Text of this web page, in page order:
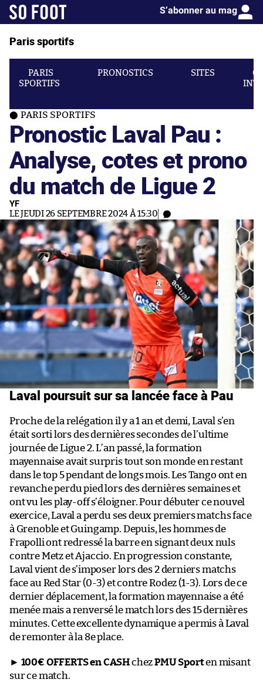
S’abonner au mag
Paris sportifs
PARIS
SPORTIFS
PRONOSTICS SITES
PARIS SPORTIFS
Pronostic Laval Pau :
Analyse, cotes et prono
du match de Ligue 2
YF
LE JEUDI 26 SEPTEMBRE 2024 À 15:30
Laval poursuit sur sa lancée face à Pau
Proche de la relégation il y a 1 an et demi, Laval s’en
était sorti lors des dernières secondes de l’ultime
journée de Ligue 2. L’an passé, la formation
mayennaise avait surpris tout son monde en restant
dans le top 5 pendant de longs mois. Les Tango ont en
revanche perdu pied lors des dernières semaines et
ont vu les play-off s’éloigner. Pour débuter ce nouvel
exercice, Laval a perdu ses deux premiers matchs face
à Grenoble et Guingamp. Depuis, les hommes de
Frapolli ont redressé la barre en signant deux nuls
contre Metz et Ajaccio. En progression constante,
Laval vient de s’imposer lors des 2 derniers matchs
face au Red Star (0-3) et contre Rodez (1-3). Lors de ce
dernier déplacement, la formation mayennaise a été
menée mais a renversé le match lors des 15 dernières
minutes. Cette excellente dynamique a permis à Laval
de remonter à la 8e place.
► 100€ OFFERTS en CASHchezPMU Sporten misant
sur ce match.